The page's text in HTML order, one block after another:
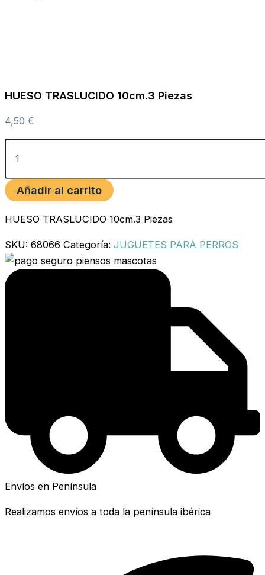
HUESO TRASLUCIDO 10cm.3 Piezas
4,50 €
Añadir al carrito
HUESO TRASLUCIDO 10cm.3 Piezas
SKU: 68066 Categoría: JUGUETES PARA PERROS
Envíos en Península
Realizamos envíos a toda la península ibérica